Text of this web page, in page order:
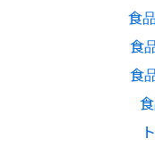
食
食
食